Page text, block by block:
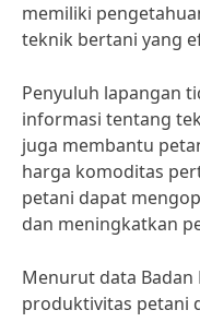
memiliki
teknik bertani yang
Penyuluh lapangan
informasi tentang
juga membantu
harga komoditas
petani dapat
dan meningkatkan
Menurut data Badan
produktivitas petani